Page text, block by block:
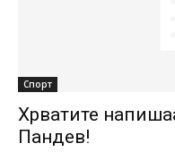
Спорт
Хрватите
Пандев!